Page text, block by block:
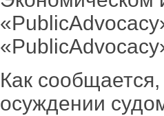
Как
осуждении